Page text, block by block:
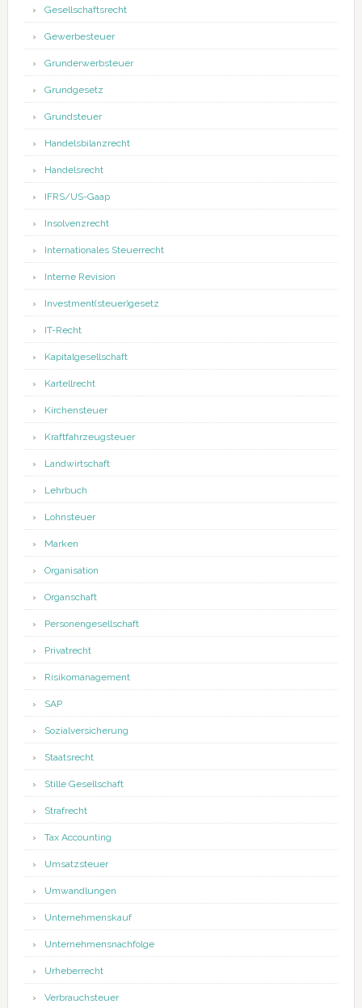
Gesellschaftsrecht
Gewerbesteuer
Grunderwerbsteuer
Grundgesetz
Grundsteuer
Handelsbilanzrecht
Handelsrecht
IFRS/US-Gaap
Insolvenzrecht
Internationales Steuerrecht
Interne Revision
Investment(steuer)gesetz
IT-Recht
Kapitalgesellschaft
Kartellrecht
Kirchensteuer
Kraftfahrzeugsteuer
Landwirtschaft
Lehrbuch
Lohnsteuer
Marken
Organisation
Organschaft
Personengesellschaft
Privatrecht
Risikomanagement
SAP
Sozialversicherung
Staatsrecht
Stille Gesellschaft
Strafrecht
Tax Accounting
Umsatzsteuer
Umwandlungen
Unternehmenskauf
Unternehmensnachfolge
Urheberrecht
Verbrauchsteuer